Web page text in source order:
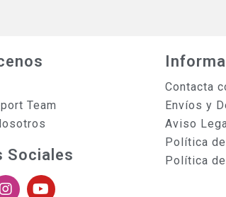
Team
Sociales
Contacta
Envíos y
Aviso
Política
Política